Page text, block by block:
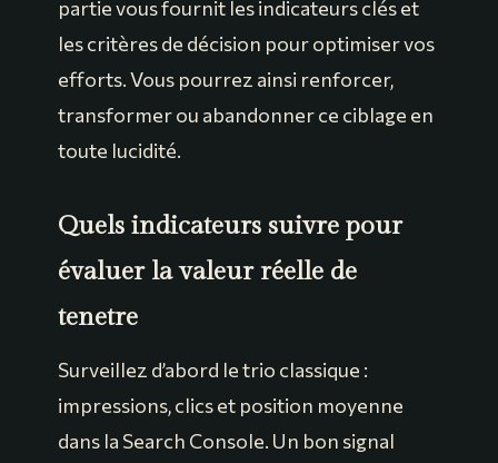
partie vous fournit les indicateurs clés et
les critères de décision pour optimiser vos
efforts. Vous pourrez ainsi renforcer,
transformer ou abandonner ce ciblage en
toute lucidité.
Quels indicateurs suivre pour
évaluer la valeur réelle de
tenetre
Surveillez d’abord le trio classique :
impressions, clics et position moyenne
dans la Search Console. Un bon signal